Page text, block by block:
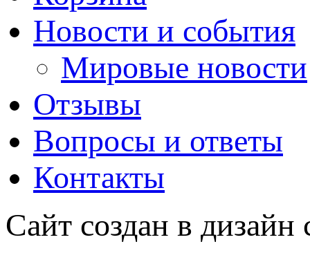
Новости и события
Мировые новости
Отзывы
Вопросы и ответы
Контакты
Сайт создан в дизайн